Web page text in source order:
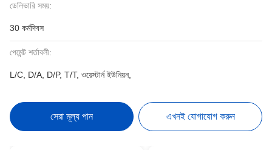
ডেলিভারি সময়:
30 কর্মদিবস
পেমেন্ট শর্তাবলী:
L/C, D/A, D/P, T/T, ওয়েস্টার্ন ইউনিয়ন,
সেরা মূল্য পান এখনই যোগাযোগ করুন